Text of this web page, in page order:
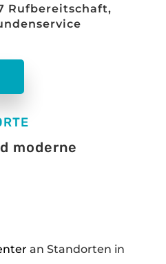
Rufbereitschaft,
moderne
an Standorten in